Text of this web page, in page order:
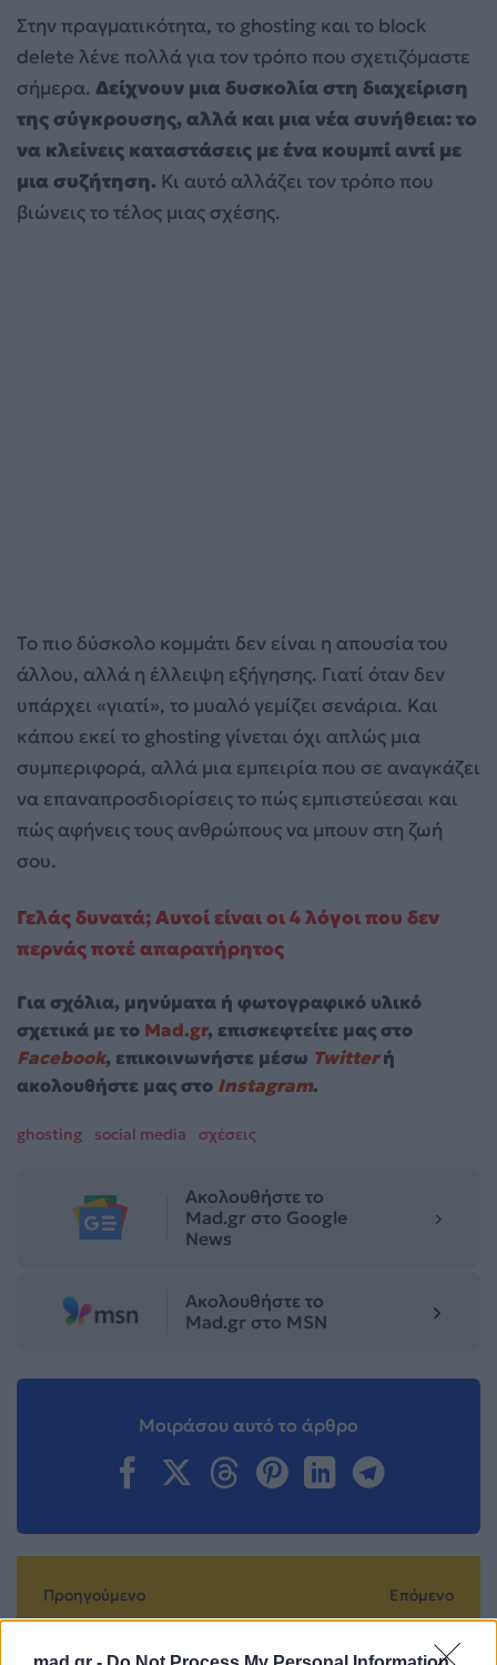
Στην πραγματικότητα, το ghosting και το block
delete λένε πολλά για τον τρόπο που σχετιζόμαστε
σήμερα. Δείχνουν μια δυσκολία στη διαχείριση
της σύγκρουσης, αλλά και μια νέα συνήθεια: το
να κλείνεις καταστάσεις με ένα κουμπί αντί με
μια συζήτηση. Κι αυτό αλλάζει τον τρόπο που
βιώνεις το τέλος μιας σχέσης.
Το πιο δύσκολο κομμάτι δεν είναι η απουσία του
άλλου, αλλά η έλλειψη εξήγησης. Γιατί όταν δεν
υπάρχει «γιατί», το μυαλό γεμίζει σενάρια. Και
κάπου εκεί το ghosting γίνεται όχι απλώς μια
συμπεριφορά, αλλά μια εμπειρία που σε αναγκάζει
να επαναπροσδιορίσεις το πώς εμπιστεύεσαι και
πώς αφήνεις τους ανθρώπους να μπουν στη ζωή
σου.
Γελάς δυνατά; Αυτοί είναι οι 4 λόγοι που δεν
περνάς ποτέ απαρατήρητος
Για σχόλια, μηνύματα ή φωτογραφικό υλικό
σχετικά με το Mad.gr, επισκεφτείτε μας στο
Facebook, επικοινωνήστε μέσω Twitterή
ακολουθήστε μας στο Instagram.
ghosting social media σχέσεις
Ακολουθήστε το
Mad.gr στο Google
News
Ακολουθήστε το
Mad.gr στο MSN
Μοιράσου αυτό το άρθρο
Προηγούμενο Επόμενο